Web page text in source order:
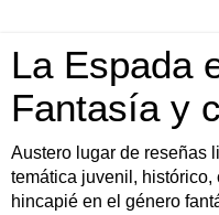
La Espada
Fantasía y
Austero lugar de reseñas
temática juvenil, histórico,
hincapié en el género